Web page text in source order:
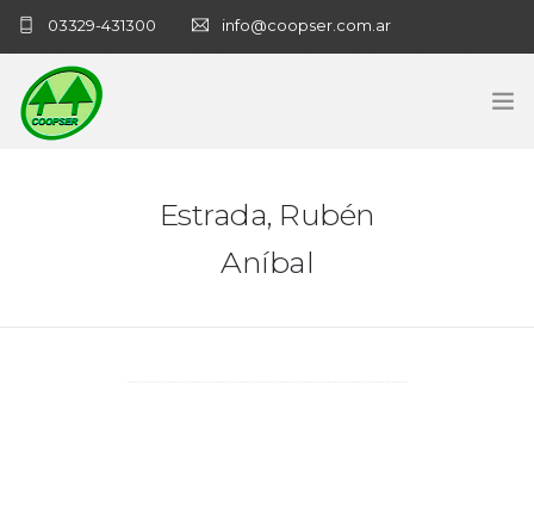
03329-431300 info@coopser.com.ar
Estrada, Rubén
Aníbal